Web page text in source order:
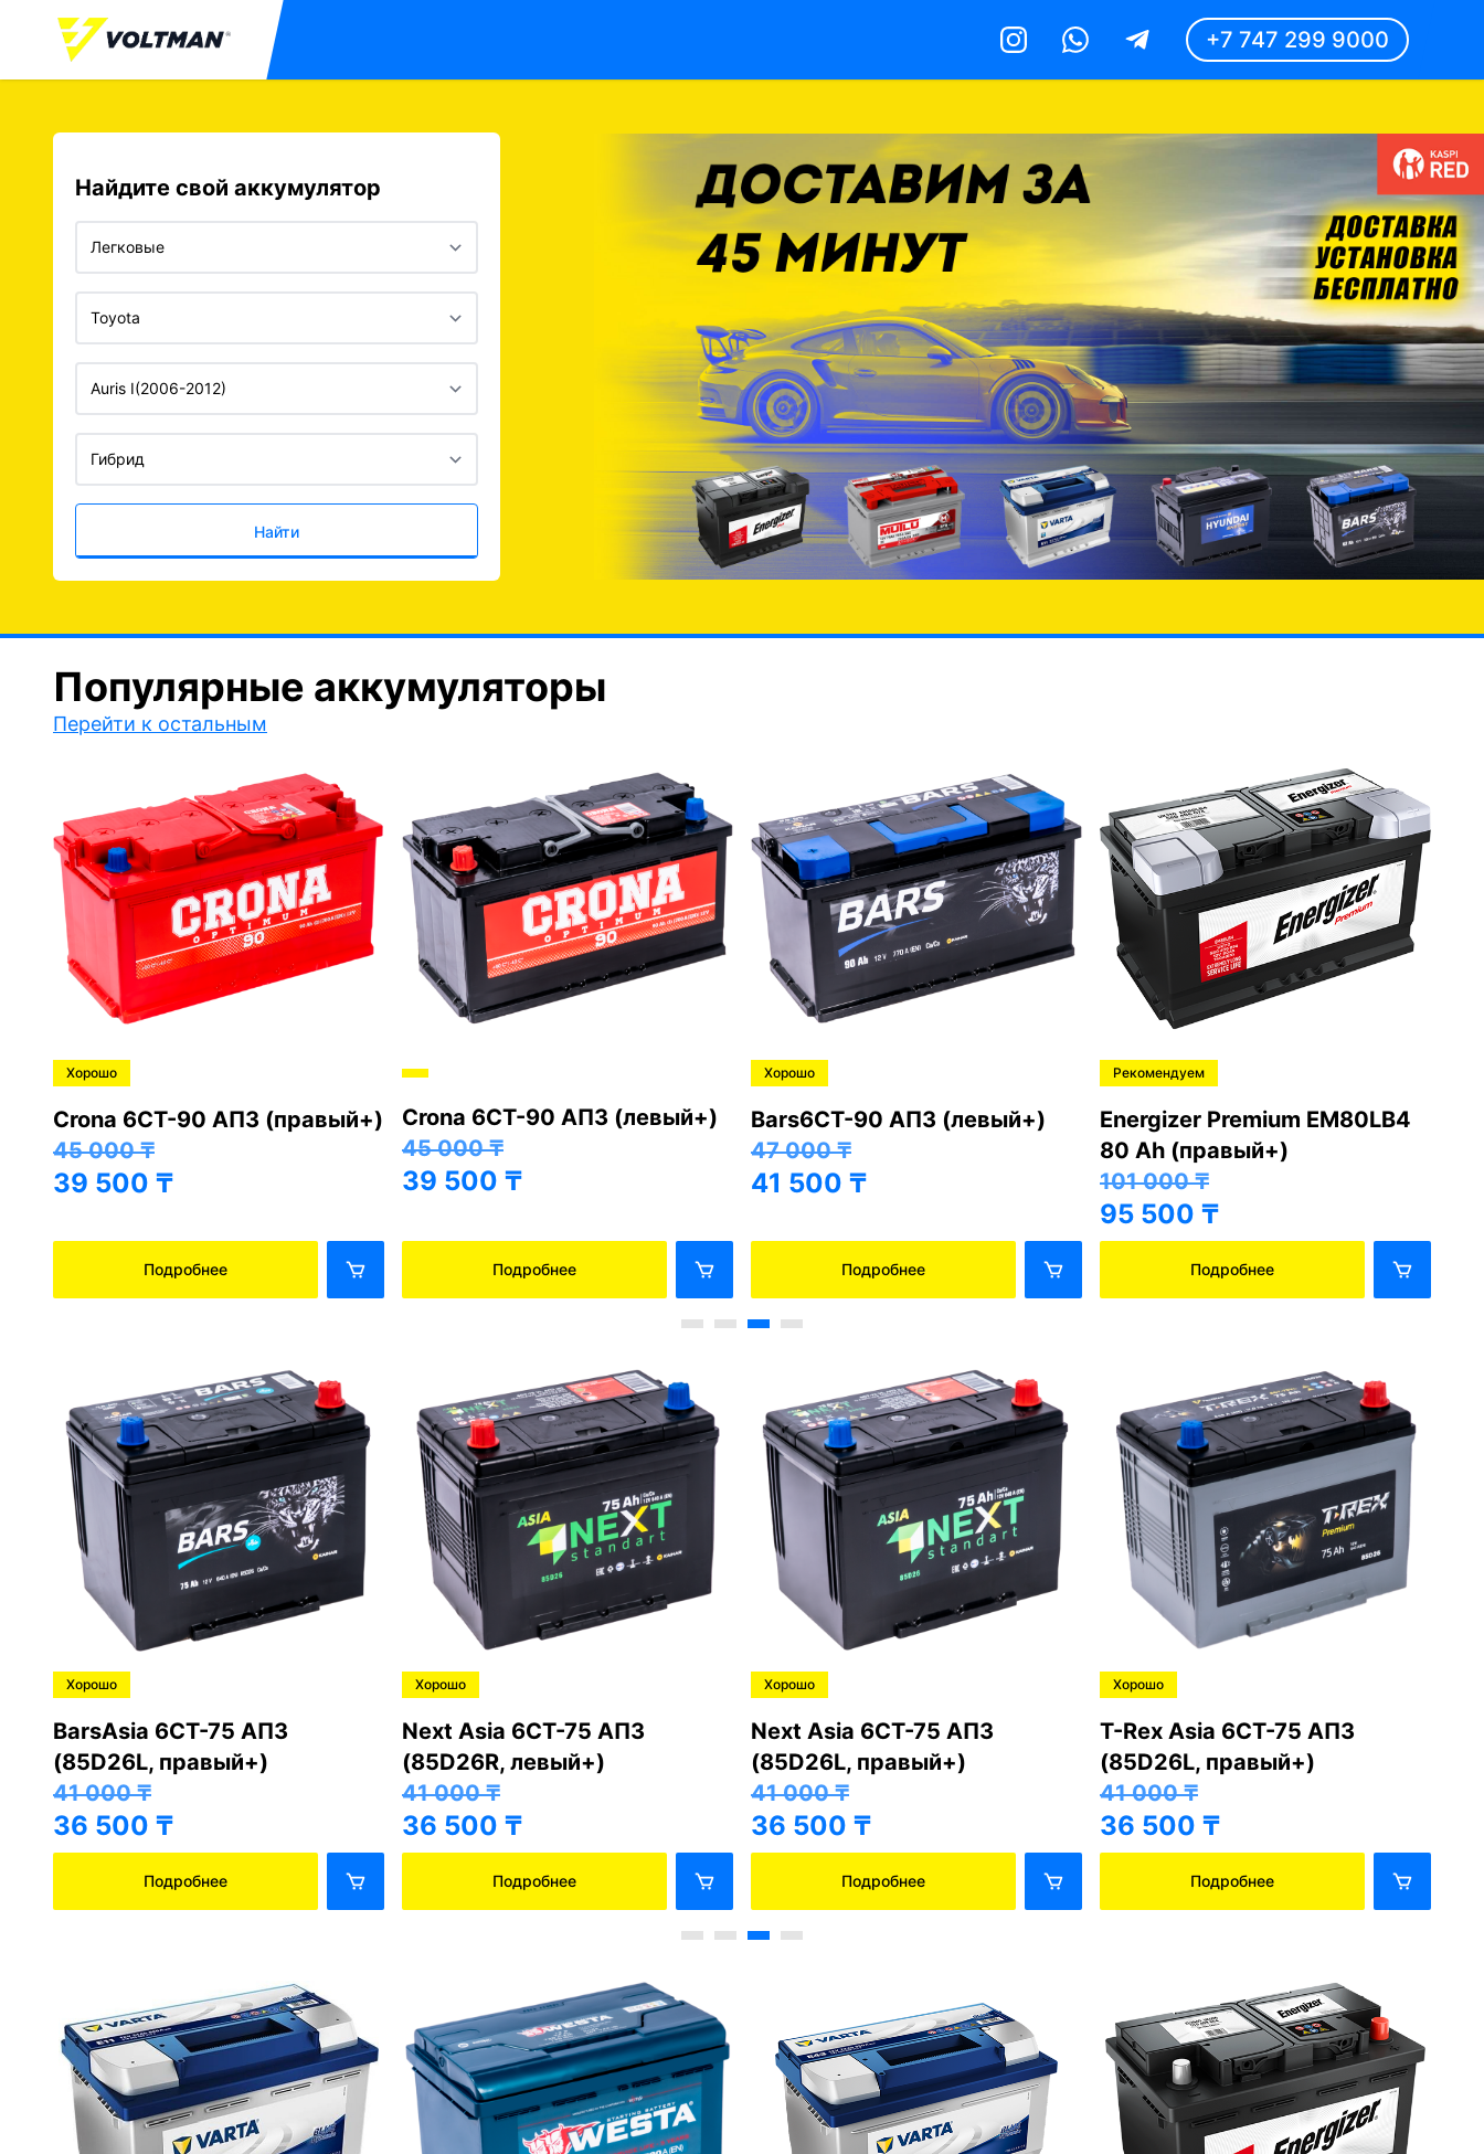
InstagramWhatsappTelegram +7 747 299 9000
Найдите свой аккумулятор
Найти
Популярные аккумуляторы
Перейти к остальным
Хорошо
Crona 6СТ-90 АПЗ (правый+)
45 000₸
39 500 ₸
Подробнее
Crona 6СТ-90 АПЗ (левый+)
45 000₸
39 500 ₸
Подробнее
Хорошо
Bars6СТ-90 АПЗ (левый+)
47 000₸
41 500 ₸
Подробнее
Рекомендуем
Energizer Premium EM80LB4
80 Ah (правый+)
101 000₸
95 500 ₸
Подробнее
Хорошо
BarsAsia 6СТ-75 АПЗ
(85D26L, правый+)
41 000₸
36 500 ₸
Подробнее
Хорошо
Next Asia 6СТ-75 АПЗ
(85D26R, левый+)
41 000₸
36 500 ₸
Подробнее
Хорошо
Next Asia 6СТ-75 АПЗ
(85D26L, правый+)
41 000₸
36 500 ₸
Подробнее
Хорошо
T-Rex Asia 6СТ-75 АПЗ
(85D26L, правый+)
41 000₸
36 500 ₸
Подробнее